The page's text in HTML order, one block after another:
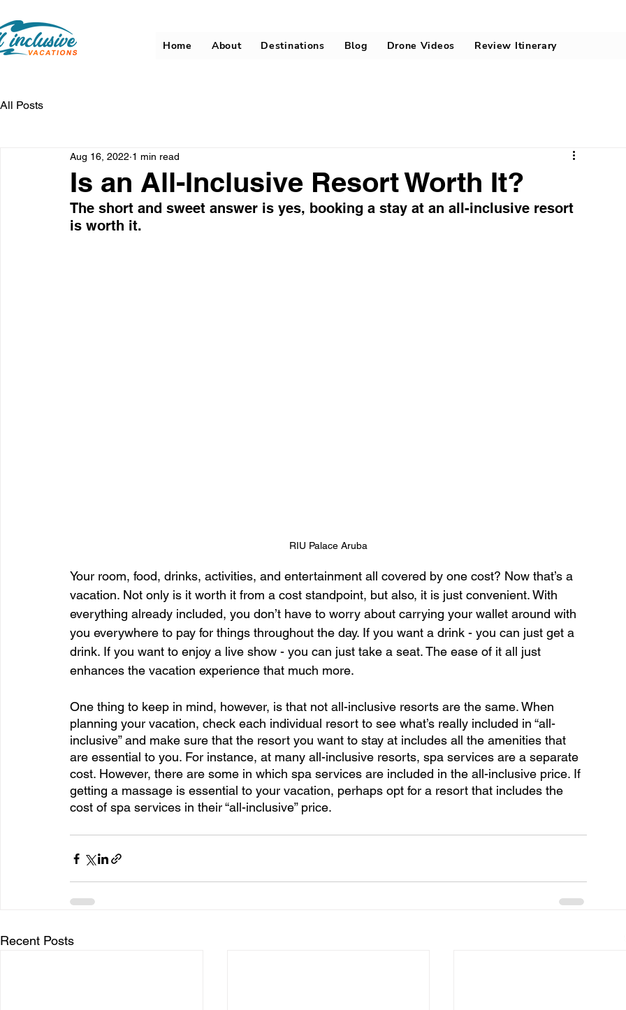
Home About Destinations Blog Drone Videos Review Itinerary
All Posts
Is an All-Inclusive Resort Worth It?
Aug 16, 2022 1 min read
The short and sweet answer is yes, booking a stay at an all-inclusive resort
is worth it.
RIU Palace Aruba
Your room, food, drinks, activities, and entertainment all covered by one cost? Now that’s a
vacation. Not only is it worth it from a cost standpoint, but also, it is just convenient. With
everything already included, you don’t have to worry about carrying your wallet around with
you everywhere to pay for things throughout the day. If you want a drink - you can just get a
drink. If you want to enjoy a live show - you can just take a seat. The ease of it all just
enhances the vacation experience that much more.
One thing to keep in mind, however, is that not all-inclusive resorts are the same. When
planning your vacation, check each individual resort to see what’s really included in “all-
inclusive” and make sure that the resort you want to stay at includes all the amenities that
are essential to you. For instance, at many all-inclusive resorts, spa services are a separate
cost. However, there are some in which spa services are included in the all-inclusive price. If
getting a massage is essential to your vacation, perhaps opt for a resort that includes the
cost of spa services in their “all-inclusive” price.
Recent Posts